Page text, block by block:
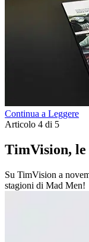
Continua a Leggere
Articolo 4 di 5
TimVision, le
Su TimVision a
stagioni di Mad Men!